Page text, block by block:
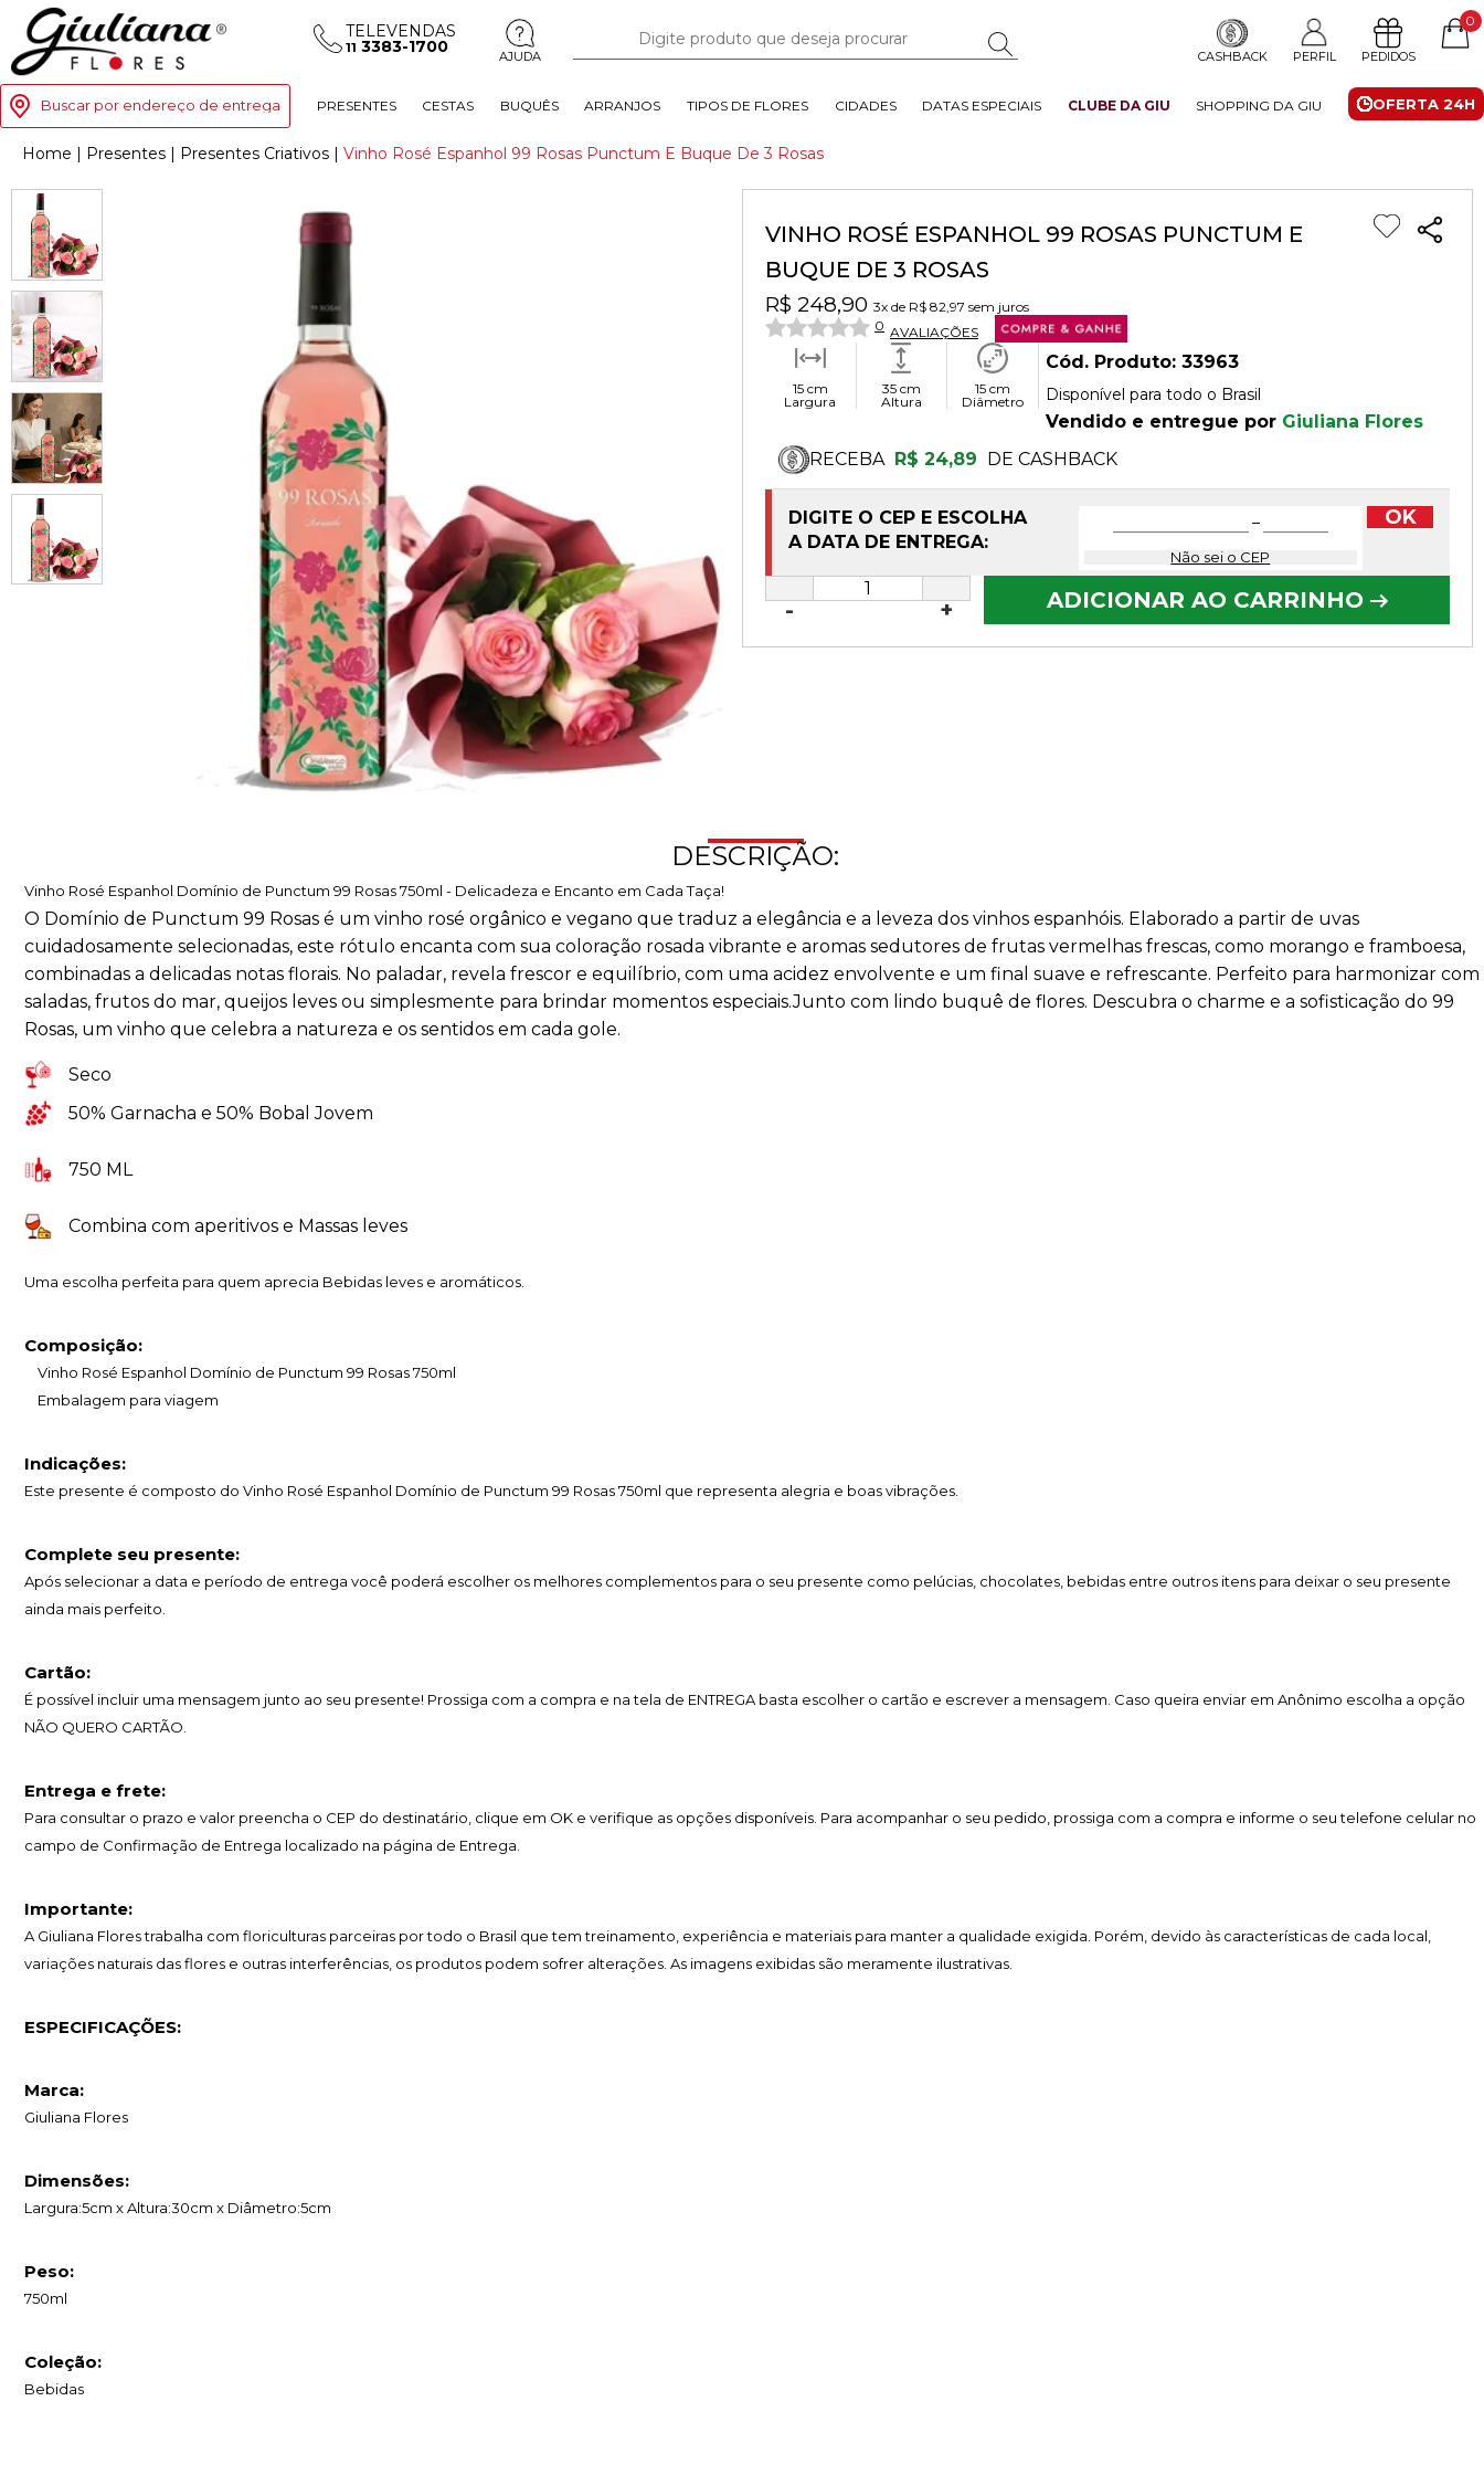
TELEVENDAS
11 3383-1700 AJUDA CASHBACK PERFIL PEDIDOS
0
Buscar por endereço de entrega OFERTA 24H
PRESENTES CESTAS BUQUÊS ARRANJOS TIPOS DE FLORES CIDADES DATAS ESPECIAIS CLUBE DA GIU SHOPPING DA GIU
Home | Presentes | Presentes Criativos | Vinho Rosé Espanhol 99 Rosas Punctum E Buque De 3 Rosas
VINHO ROSÉ ESPANHOL 99 ROSAS PUNCTUM E
BUQUE DE 3 ROSAS
R$ 248,90 3x de R$ 82,97 sem juros
0 AVALIAÇÕES
15 cm
Largura
35 cm
Altura
15 cm
Diâmetro
Cód. Produto: 33963
Disponível para todo o Brasil
Vendido e entregue por Giuliana Flores
RECEBA R$ 24,89 DE CASHBACK
DIGITE O CEP E ESCOLHA
A DATA DE ENTREGA:
−
Não sei o CEP
OK
+
- ADICIONAR AO CARRINHO
DESCRIÇÃO:
Vinho Rosé Espanhol Domínio de Punctum 99 Rosas 750ml - Delicadeza e Encanto em Cada Taça!
O Domínio de Punctum 99 Rosas é um vinho rosé orgânico e vegano que traduz a elegância e a leveza dos vinhos espanhóis. Elaborado a partir de uvas
cuidadosamente selecionadas, este rótulo encanta com sua coloração rosada vibrante e aromas sedutores de frutas vermelhas frescas, como morango e framboesa,
combinadas a delicadas notas florais. No paladar, revela frescor e equilíbrio, com uma acidez envolvente e um final suave e refrescante. Perfeito para harmonizar com
saladas, frutos do mar, queijos leves ou simplesmente para brindar momentos especiais.Junto com lindo buquê de flores. Descubra o charme e a sofisticação do 99
Rosas, um vinho que celebra a natureza e os sentidos em cada gole.
Seco
50% Garnacha e 50% Bobal Jovem
750 ML
Combina com aperitivos e Massas leves
Uma escolha perfeita para quem aprecia Bebidas leves e aromáticos.
Composição:
Vinho Rosé Espanhol Domínio de Punctum 99 Rosas 750ml
Embalagem para viagem
Indicações:
Este presente é composto do Vinho Rosé Espanhol Domínio de Punctum 99 Rosas 750ml que representa alegria e boas vibrações.
Complete seu presente:
Após selecionar a data e período de entrega você poderá escolher os melhores complementos para o seu presente como pelúcias, chocolates, bebidas entre outros itens para deixar o seu presente
ainda mais perfeito.
Cartão:
É possível incluir uma mensagem junto ao seu presente! Prossiga com a compra e na tela de ENTREGA basta escolher o cartão e escrever a mensagem. Caso queira enviar em Anônimo escolha a opção
NÃO QUERO CARTÃO.
Entrega e frete:
Para consultar o prazo e valor preencha o CEP do destinatário, clique em OK e verifique as opções disponíveis. Para acompanhar o seu pedido, prossiga com a compra e informe o seu telefone celular no
campo de Confirmação de Entrega localizado na página de Entrega.
Importante:
A Giuliana Flores trabalha com floriculturas parceiras por todo o Brasil que tem treinamento, experiência e materiais para manter a qualidade exigida. Porém, devido às características de cada local,
variações naturais das flores e outras interferências, os produtos podem sofrer alterações. As imagens exibidas são meramente ilustrativas.
ESPECIFICAÇÕES:
Marca:
Giuliana Flores
Dimensões:
Largura:5cm x Altura:30cm x Diâmetro:5cm
Peso:
750ml
Coleção:
Bebidas